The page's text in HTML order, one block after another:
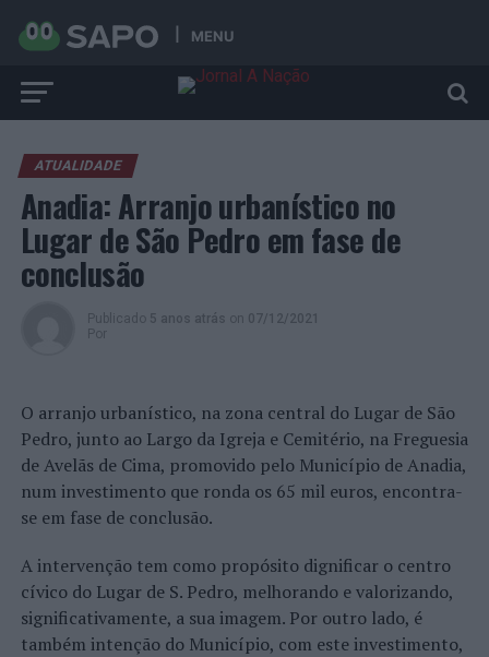
MENU
ATUALIDADE
Anadia: Arranjo urbanístico no
Lugar de São Pedro em fase de
conclusão
Publicado 5 anos atrás on 07/12/2021
Por
O arranjo urbanístico, na zona central do Lugar de São
Pedro, junto ao Largo da Igreja e Cemitério, na Freguesia
de Avelãs de Cima, promovido pelo Município de Anadia,
num investimento que ronda os 65 mil euros, encontra-
se em fase de conclusão.
A intervenção tem como propósito dignificar o centro
cívico do Lugar de S. Pedro, melhorando e valorizando,
significativamente, a sua imagem. Por outro lado, é
também intenção do Município, com este investimento,